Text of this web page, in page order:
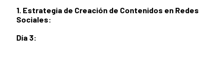
1. Estrategia de Creación de Contenidos en Redes
Sociales:
Día 3: